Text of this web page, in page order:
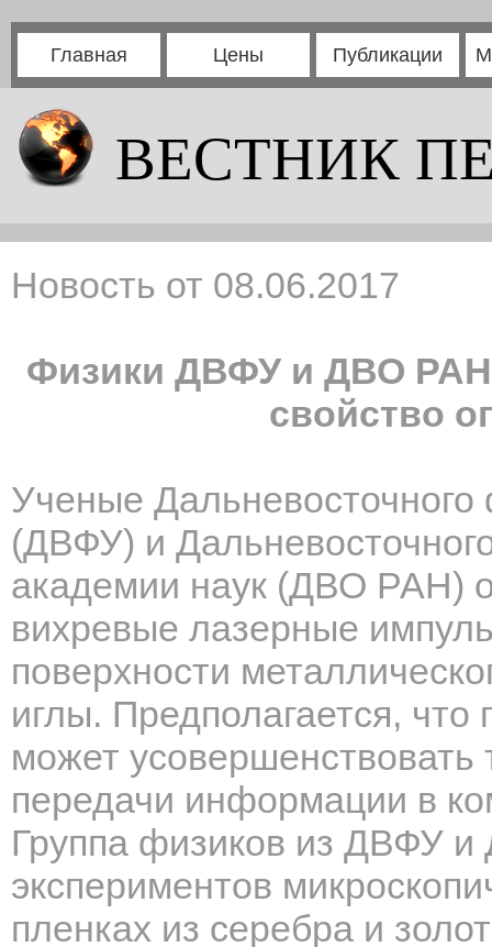
Главная Цены Публикации
ВЕСТНИК
Новость от 08.06.2017
Физики ДВФУ и ДВО РАН
свойство
Ученые Дальневосточного
(ДВФУ) и
академии наук (ДВО РАН)
вихревые лазерные
поверхности
иглы. Предполагается,
может усовершенствовать
передачи информации в
Группа физиков из ДВФУ
экспериментов
пленках из серебра и